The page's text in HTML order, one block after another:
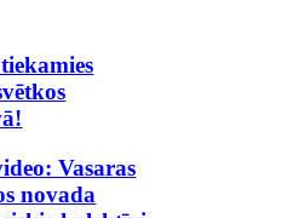
Vasaras
novada